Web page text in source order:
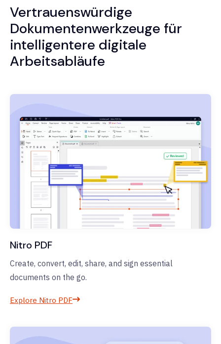
Vertrauenswürdige
Dokumentenwerkzeuge für
intelligentere digitale
Arbeitsabläufe
Nitro PDF
Create, convert, edit, share, and sign essential
documents on the go.
Explore Nitro PDF